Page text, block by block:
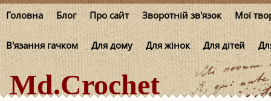
Головна Блог Про сайт Зворотній зв'язок Мої
В'язання гачком Для дому Для жінок Для дітей
Md.Crochet